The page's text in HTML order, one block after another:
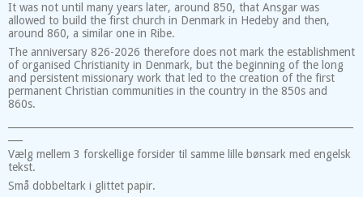
It was not until many years later, around 850, that Ansgar was
allowed to build the first church in Denmark in Hedeby and then,
around 860, a similar one in Ribe.
The anniversary 826-2026 therefore does not mark the establishment
of organised Christianity in Denmark, but the beginning of the long
and persistent missionary work that led to the creation of the first
permanent Christian communities in the country in the 850s and
860s.
Vælg mellem 3 forskellige forsider til samme lille bønsark med engelsk
tekst.
Små dobbeltark i glittet papir.